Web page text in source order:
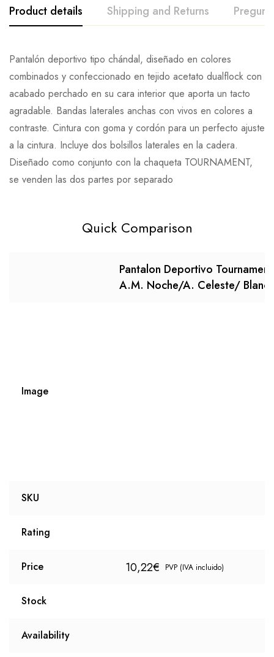
Product details Shipping and Returns
Pantalón deportivo tipo chándal, diseñado en colores
combinados y confeccionado en tejido acetato dualflock con
acabado perchado en su cara interior que aporta un tacto
agradable. Bandas laterales anchas con vivos en colores a
contraste. Cintura con goma y cordón para un perfecto ajuste
a la cintura. Incluye dos bolsillos laterales en la cadera.
Diseñado como conjunto con la chaqueta TOURNAMENT,
se venden las dos partes por separado
Quick Comparison
Pantalon Deportivo Tournament
A.M. Noche/A. Celeste/
Image
SKU
Rating
Price 10,22€ PVP (IVA incluido)
Stock
Availability